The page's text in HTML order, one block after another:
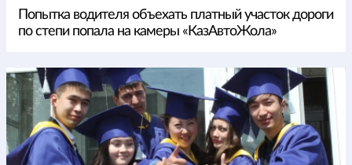
Попытка водителя объехать платный участок дороги
по степи попала на камеры «КазАвтоЖола»